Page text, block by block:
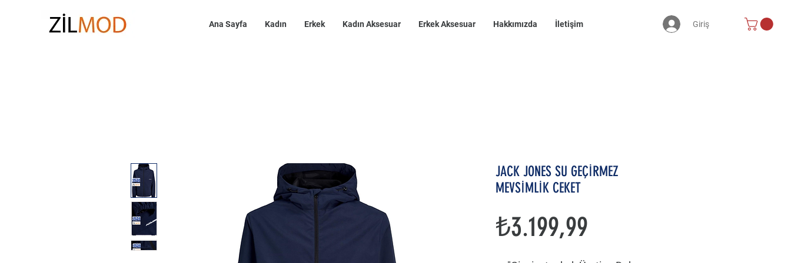
Giriş
Ana Sayfa Kadın Erkek Kadın Aksesuar Erkek Aksesuar Hakkımızda İletişim
JACK JONES SU GEÇİRMEZ
MEVSİMLİK CEKET
₺3.199,99